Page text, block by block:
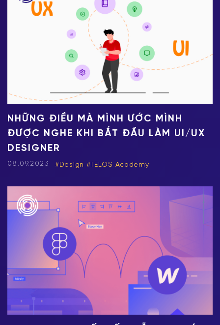
NHỮNG ĐIỀU MÀ MÌNH ƯỚC MÌNH
ĐƯỢC NGHE KHI BẮT ĐẦU LÀM UI/UX
DESIGNER
08.09.2023 Design TELOS Academy